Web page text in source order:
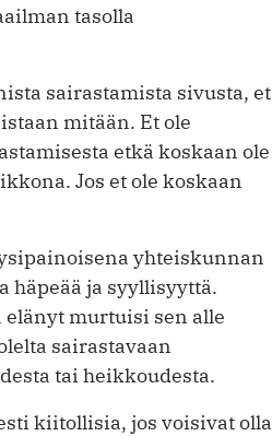
tasolla
sairastamista sivusta, et
mitään. Et ole
etkä koskaan ole
Jos et ole koskaan
yhteiskunnan
häpeää ja syyllisyyttä.
murtuisi sen alle
sairastavaan
tai heikkoudesta.
kiitollisia, jos voisivat olla